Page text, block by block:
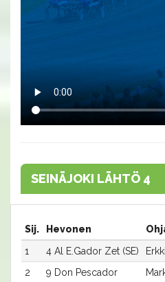
SEINÄJOKI LÄHTÖ 4
Sij. Hevonen
1
4 Al E.Gador Zet (SE)
2
9 Don Pescador